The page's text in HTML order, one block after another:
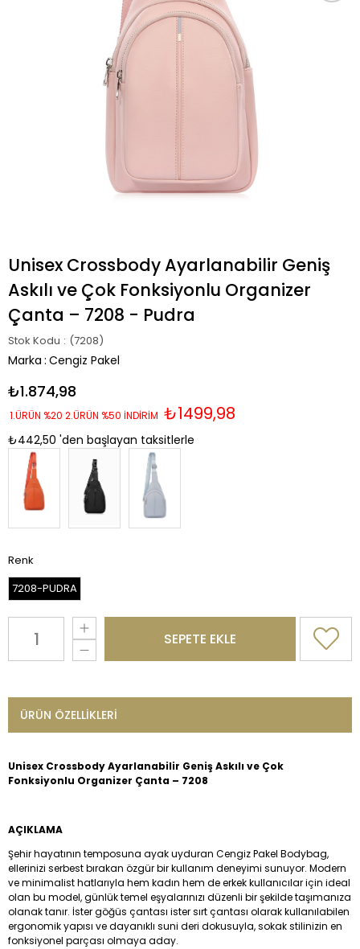
Unisex Crossbody Ayarlanabilir Geniş
Askılı ve Çok Fonksiyonlu Organizer
Çanta – 7208 - Pudra
Stok Kodu (7208)
Marka : Cengiz Pakel
₺1.874,98
1.ÜRÜN %20 2.ÜRÜN %50 İNDİRİM ₺1499,98
₺442,50 'den başlayan taksitlerle
Renk
7208-PUDRA
ÜRÜN ÖZELLIKLERI
Unisex Crossbody Ayarlanabilir Geniş Askılı ve Çok
Fonksiyonlu Organizer Çanta – 7208
AÇIKLAMA
Şehir hayatının temposuna ayak uyduran Cengiz Pakel Bodybag,
ellerinizi serbest bırakan özgür bir kullanım deneyimi sunuyor. Modern
ve minimalist hatlarıyla hem kadın hem de erkek kullanıcılar için ideal
olan bu model, günlük temel eşyalarınızı düzenli bir şekilde taşımanıza
olanak tanır. İster göğüs çantası ister sırt çantası olarak kullanılabilen
ergonomik yapısı ve dayanıklı suni deri dokusuyla, sokak stilinizin en
fonksiyonel parçası olmaya aday.